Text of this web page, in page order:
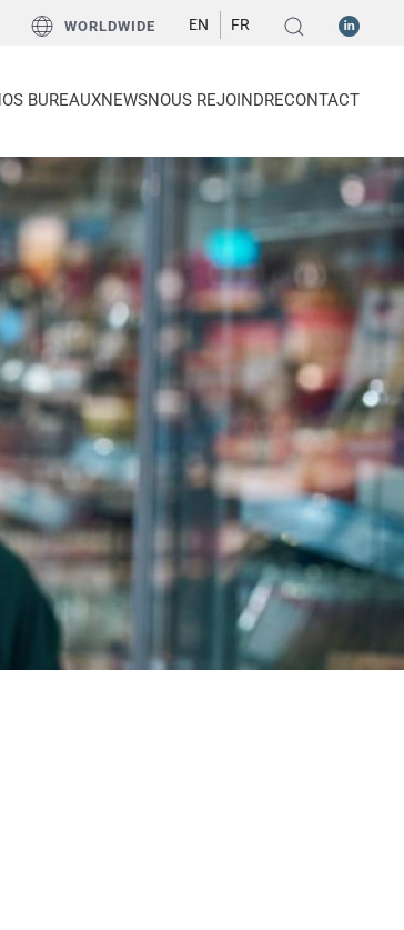
WORLDWIDE EN FR
BUREAUXNEWSNOUS REJOINDRECONTACT